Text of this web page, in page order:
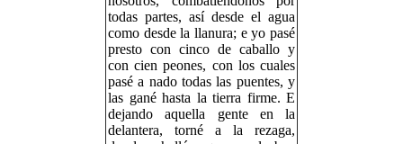
todas partes, así desde el agua
como desde la llanura; e yo pasé
presto con cinco de caballo y
con cien peones, con los cuales
pasé a nado todas las puentes, y
las gané hasta la tierra firme. E
dejando aquella gente en la
delantera, torné a la rezaga,